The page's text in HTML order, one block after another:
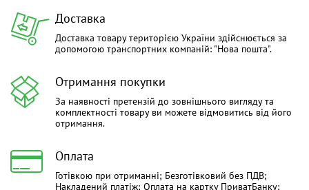
Доставка
Доставка товару територією України здійснюється за
допомогою транспортних компаній: "Нова пошта".
Отримання покупки
За наявності претензій до зовнішнього вигляду та
комплектності товару ви можете відмовитись від його
отримання.
Оплата
Готівкою при отриманні; Безготівковий без ПДВ;
Накладений платіж; Оплата на картку ПриватБанку;